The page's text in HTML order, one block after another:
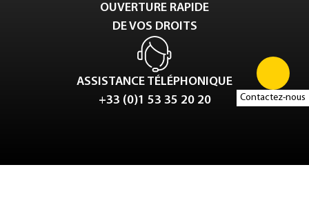
Contactez-nous
OUVERTURE RAPIDE
DE VOS DROITS
ASSISTANCE TÉLÉPHONIQUE
+33 (0)1 53 35 20 20